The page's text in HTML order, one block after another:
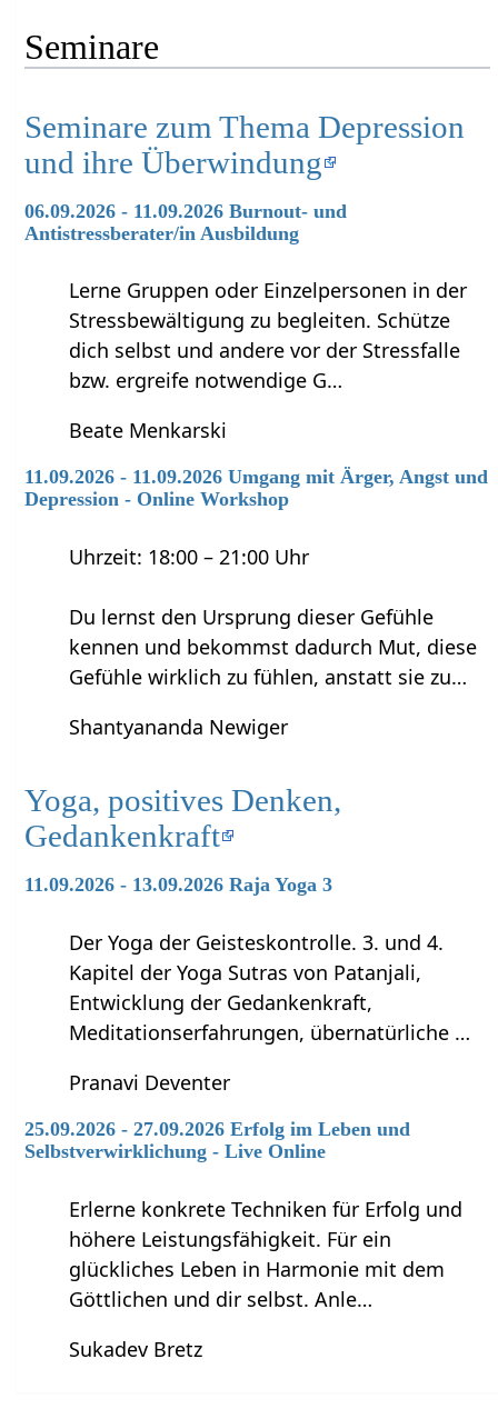
Seminare
Seminare zum Thema Depression
und ihre Überwindung
06.09.2026 - 11.09.2026 Burnout- und
Antistressberater/in Ausbildung
Lerne Gruppen oder Einzelpersonen in der
Stressbewältigung zu begleiten. Schütze
dich selbst und andere vor der Stressfalle
bzw. ergreife notwendige G…
Beate Menkarski
11.09.2026 - 11.09.2026 Umgang mit Ärger, Angst und
Depression - Online Workshop
Uhrzeit: 18:00 – 21:00 Uhr
Du lernst den Ursprung dieser Gefühle
kennen und bekommst dadurch Mut, diese
Gefühle wirklich zu fühlen, anstatt sie zu…
Shantyananda Newiger
Yoga, positives Denken,
Gedankenkraft
11.09.2026 - 13.09.2026 Raja Yoga 3
Der Yoga der Geisteskontrolle. 3. und 4.
Kapitel der Yoga Sutras von Patanjali,
Entwicklung der Gedankenkraft,
Meditationserfahrungen, übernatürliche …
Pranavi Deventer
25.09.2026 - 27.09.2026 Erfolg im Leben und
Selbstverwirklichung - Live Online
Erlerne konkrete Techniken für Erfolg und
höhere Leistungsfähigkeit. Für ein
glückliches Leben in Harmonie mit dem
Göttlichen und dir selbst. Anle…
Sukadev Bretz